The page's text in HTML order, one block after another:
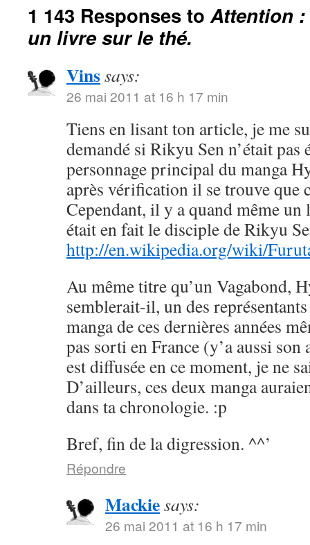
1 143 Responses toAttention :
un livre sur le thé.
Vinssays:
26 mai 2011 at 16 h 17 min
Tiens en lisant ton article, je me
demandé si Rikyu Sen n’était pas
personnage principal du manga
après vérification il se trouve que
Cependant, il y a quand même
était en fait le disciple de Rikyu
http://en.wikipedia.org/wiki/
Au même titre qu’un Vagabond,
semblerait-il, un des
manga de ces dernières années
pas sorti en France (y’a aussi
est diffusée en ce moment, je ne
D’ailleurs, ces deux manga
dans ta chronologie. :p
Bref, fin de la digression. ^^’
Répondre
Mackiesays:
26 mai 2011 at 16 h 17 min